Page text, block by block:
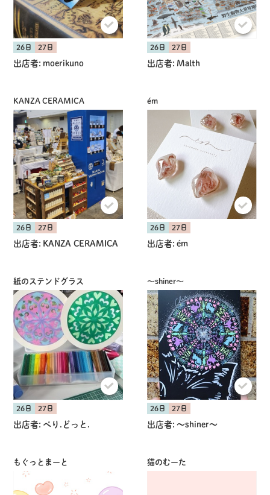
26日 27日
出店者: moerikuno
26日 27日
出店者: Malth
KANZA CERAMICA
26日 27日
出店者: KANZA CERAMICA
ém
26日 27日
出店者: ém
紙のステンドグラス
26日 27日
出店者: ぺり.どっと.
〜shiner〜
26日 27日
出店者: 〜shiner〜
もぐっとまーと 猫のむーた